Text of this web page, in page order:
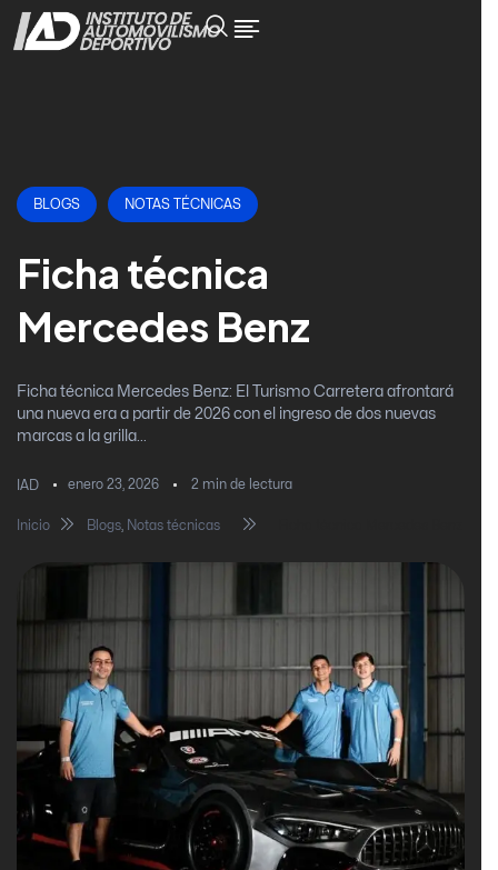
BLOGS NOTAS TÉCNICAS
Ficha técnica
Mercedes Benz
Ficha técnica Mercedes Benz: El Turismo Carretera afrontará
una nueva era a partir de 2026 con el ingreso de dos nuevas
marcas a la grilla...
IAD enero 23, 2026 2 min de lectura
Inicio Blogs, Notas técnicas